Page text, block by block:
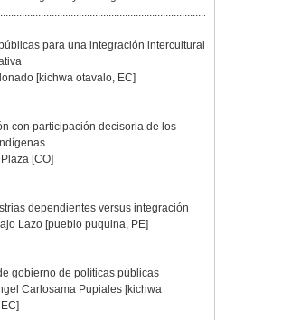
para una integración intercultural
[kichwa otavalo, EC]
con participación decisoria de los
[CO]
dependientes versus integración
Lazo [pueblo puquina, PE]
gobierno de políticas públicas
Carlosama Pupiales [kichwa